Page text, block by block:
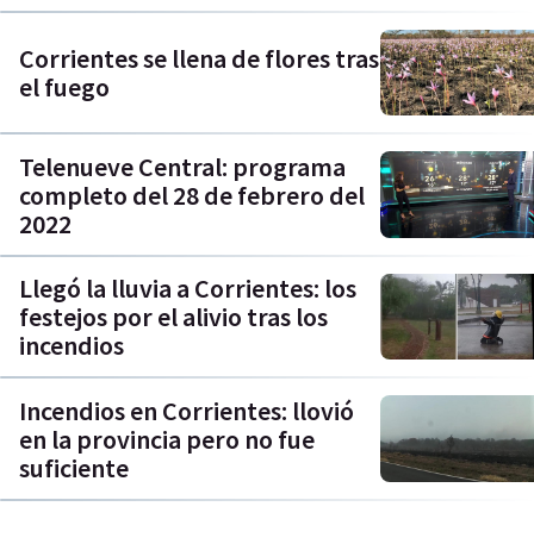
Corrientes se llena de flores tras
el fuego
Telenueve Central: programa
completo del 28 de febrero del
2022
Llegó la lluvia a Corrientes: los
festejos por el alivio tras los
incendios
Incendios en Corrientes: llovió
en la provincia pero no fue
suficiente